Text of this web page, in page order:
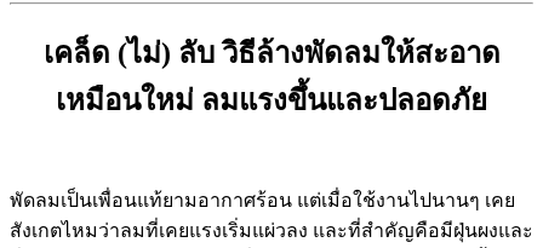
เคล็ด (ไม่) ลับ วิธีล้างพัดลมให้สะอาด
เหมือนใหม่ ลมแรงขึ้นและปลอดภัย
พัดลมเป็นเพื่อนแท้ยามอากาศร้อน แต่เมื่อใช้งานไปนานๆ เคย
สังเกตไหมว่าลมที่เคยแรงเริ่มแผ่วลง และที่สำคัญคือมีฝุ่นผงและ